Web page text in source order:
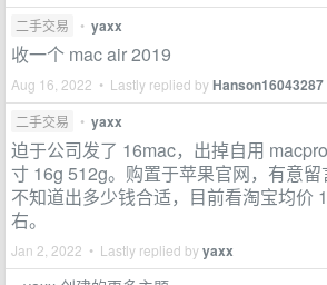
二手交易 • yaxx
收一个 mac air 2019
Aug 16, 2022 • Lastly replied byHanson16043287
二手交易 • yaxx
迫于公司发了 16mac，出掉自用
寸 16g 512g。购置于苹果官网，有意留
不知道出多少钱合适，目前看淘宝均价
右。
Jan 2, 2022 • Lastly replied byyaxx